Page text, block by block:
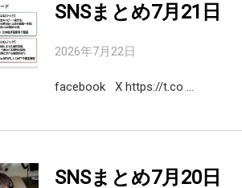
SNSまとめ7月21日
2026年7月22日
facebook X https://t.co …
SNSまとめ7月20日